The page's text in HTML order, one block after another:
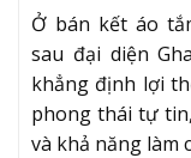
Ở bán kết áo
sau đại diện
khẳng định lợi
phong thái tự
và khả năng làm